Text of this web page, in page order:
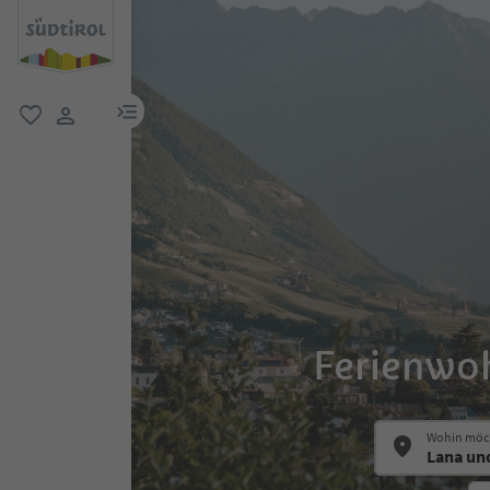
menu link
Wohin